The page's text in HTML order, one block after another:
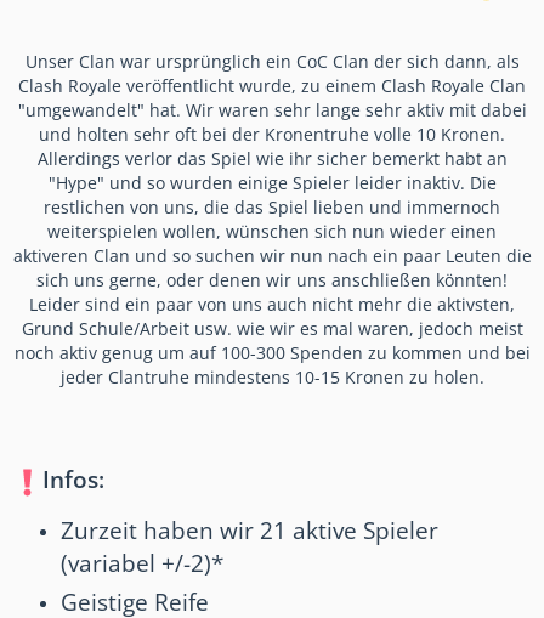
Unser Clan war ursprünglich ein CoC Clan der sich dann, als
Clash Royale veröffentlicht wurde, zu einem Clash Royale Clan
"umgewandelt" hat. Wir waren sehr lange sehr aktiv mit dabei
und holten sehr oft bei der Kronentruhe volle 10 Kronen.
Allerdings verlor das Spiel wie ihr sicher bemerkt habt an
"Hype" und so wurden einige Spieler leider inaktiv. Die
restlichen von uns, die das Spiel lieben und immernoch
weiterspielen wollen, wünschen sich nun wieder einen
aktiveren Clan und so suchen wir nun nach ein paar Leuten die
sich uns gerne, oder denen wir uns anschließen könnten!
Leider sind ein paar von uns auch nicht mehr die aktivsten,
Grund Schule/Arbeit usw. wie wir es mal waren, jedoch meist
noch aktiv genug um auf 100-300 Spenden zu kommen und bei
jeder Clantruhe mindestens 10-15 Kronen zu holen.
Infos:
Zurzeit haben wir 21 aktive Spieler
(variabel +/-2)*
Geistige Reife